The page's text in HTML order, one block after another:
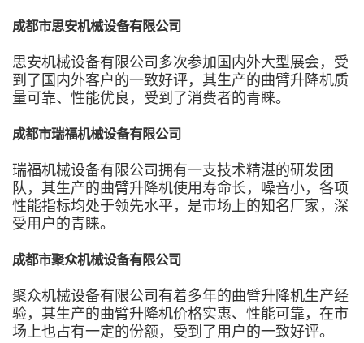
成都市思安机械设备有限公司
思安机械设备有限公司多次参加国内外大型展会，受
到了国内外客户的一致好评，其生产的曲臂升降机质
量可靠、性能优良，受到了消费者的青睐。
成都市瑞福机械设备有限公司
瑞福机械设备有限公司拥有一支技术精湛的研发团
队，其生产的曲臂升降机使用寿命长，噪音小，各项
性能指标均处于领先水平，是市场上的知名厂家，深
受用户的青睐。
成都市聚众机械设备有限公司
聚众机械设备有限公司有着多年的曲臂升降机生产经
验，其生产的曲臂升降机价格实惠、性能可靠，在市
场上也占有一定的份额，受到了用户的一致好评。